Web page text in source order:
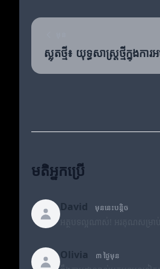
ស្លុតថ្មី៖ យុទ្ធសាស្ត្រថ្មីក្នុងកា
មតិអ្នកប្រើ
David មុននេះបន្តិច
Olivia ៣ ថ្ងៃមុន